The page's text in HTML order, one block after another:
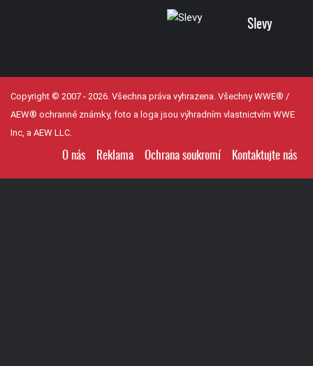
Slevy
Copyright © 2007 - 2026. Všechna práva vyhrazena. Všechny WWE® /
AEW® ochranné známky, foto a loga jsou výhradním vlastnictvím WWE
Inc, a AEW LLC.
O nás Reklama Ochrana soukromí Kontaktujte nás